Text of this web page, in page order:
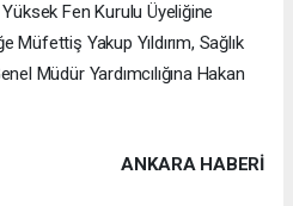
Yüksek Fen Kurulu Üyeliğine
Yakup Yıldırım, Sağlık
Müdür Yardımcılığına Hakan
ANKARA HABERİ